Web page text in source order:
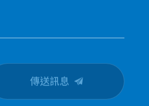
傳送訊息